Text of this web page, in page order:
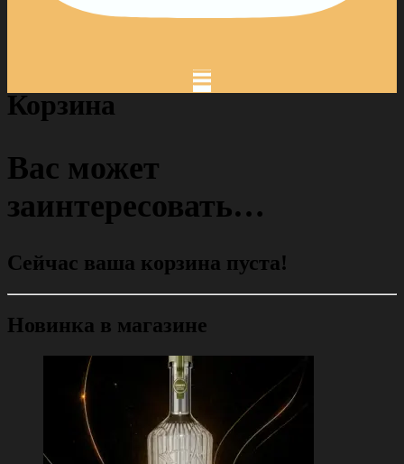
Корзина
Вас может
заинтересовать…
Сейчас ваша корзина пуста!
Новинка в магазине